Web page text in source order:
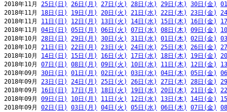
2018年11月 25日(日) 26日(月) 27日(火) 28日(水) 29日(木) 30日(金)
2018年11月 18日(日) 19日(月) 20日(火) 21日(水) 22日(木) 23日(金)
2018年11月 11日(日) 12日(月) 13日(火) 14日(水) 15日(木) 16日(金)
2018年11月 04日(日) 05日(月) 06日(火) 07日(水) 08日(木) 09日(金)
2018年10月 28日(日) 29日(月) 30日(火) 31日(水) 01日(木) 02日(金)
2018年10月 21日(日) 22日(月) 23日(火) 24日(水) 25日(木) 26日(金)
2018年10月 14日(日) 15日(月) 16日(火) 17日(水) 18日(木) 19日(金)
2018年10月 07日(日) 08日(月) 09日(火) 10日(水) 11日(木) 12日(金)
2018年09月 30日(日) 01日(月) 02日(火) 03日(水) 04日(木) 05日(金)
2018年09月 23日(日) 24日(月) 25日(火) 26日(水) 27日(木) 28日(金)
2018年09月 16日(日) 17日(月) 18日(火) 19日(水) 20日(木) 21日(金)
2018年09月 09日(日) 10日(月) 11日(火) 12日(水) 13日(木) 14日(金)
2018年09月 02日(日) 03日(月) 04日(火) 05日(水) 06日(木) 07日(金)